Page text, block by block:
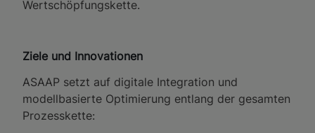
Wertschöpfungskette.
Ziele und Innovationen
ASAAP setzt auf digitale Integration und
modellbasierte Optimierung entlang der gesamten
Prozesskette: